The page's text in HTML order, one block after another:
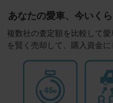
あなたの愛車、今いくら
複数社の査定額を比較して
を賢く売却して、購入資金に